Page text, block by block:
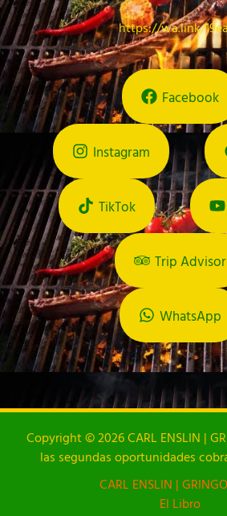
https://wa.link/
Facebook
Instagram
TikTok
Trip Advisor
WhatsApp
Copyright © 2026 CARL ENSLIN |
las segundas oportunidades
CARL ENSLIN |
El Libro